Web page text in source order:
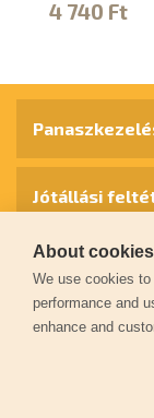
4 740 Ft
Jótállási
Személyes
Kapcsolat
Garancia
About
We use cookies
performance and
enhance and